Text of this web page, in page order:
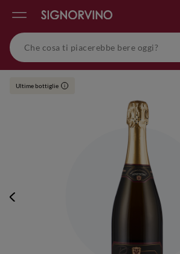
Ultime bottiglie i